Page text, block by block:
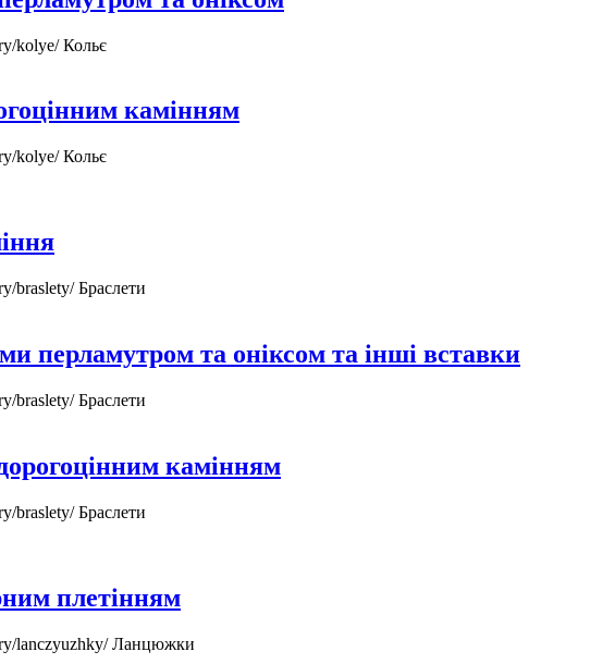
kolye/Кольє
камінням
kolye/Кольє
braslety/Браслети
перламутром та оніксом та інші вставки
braslety/Браслети
камінням
braslety/Браслети
плетінням
lanczyuzhky/Ланцюжки